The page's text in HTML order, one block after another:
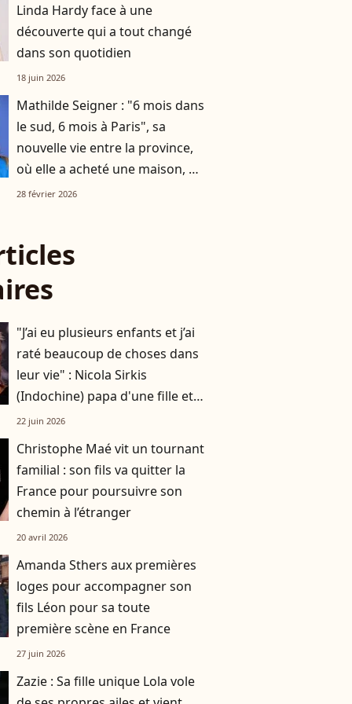
Linda Hardy face à une
découverte qui a tout changé
dans son quotidien
18 juin 2026
Mathilde Seigner : "6 mois dans
le sud, 6 mois à Paris", sa
nouvelle vie entre la province,
où elle a acheté une maison, et
la capitale
28 février 2026
"J’ai eu plusieurs enfants et j’ai
raté beaucoup de choses dans
leur vie" : Nicola Sirkis
(Indochine) papa d'une fille et
de deux garçons
22 juin 2026
Christophe Maé vit un tournant
familial : son fils va quitter la
France pour poursuivre son
chemin à l’étranger
20 avril 2026
Amanda Sthers aux premières
loges pour accompagner son
fils Léon pour sa toute
première scène en France
27 juin 2026
Zazie : Sa fille unique Lola vole